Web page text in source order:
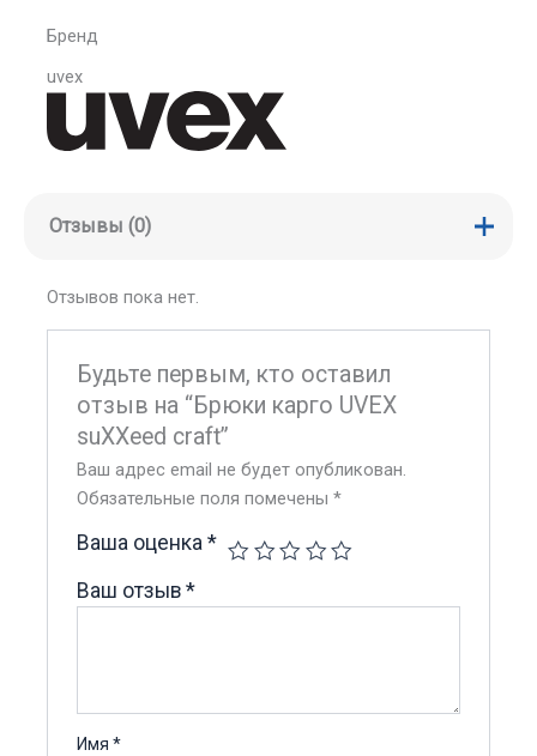
Бренд
uvex
Отзывы (0)
Отзывов пока нет.
Будьте первым, кто оставил
отзыв на “Брюки карго UVEX
suXXeed craft”
Ваш адрес email не будет опубликован.
Обязательные поля помечены*
Ваша оценка*
Ваш отзыв*
Имя*